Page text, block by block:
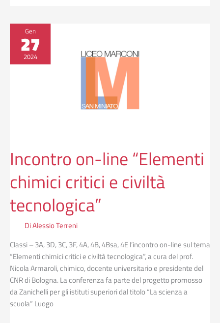
Gen
27
2024
Incontro on-line “Elementi
chimici critici e civiltà
tecnologica”
DiAlessio Terreni
Classi – 3A, 3D, 3C, 3F, 4A, 4B, 4Bsa, 4E l’incontro on-line sul tema
“Elementi chimici critici e civiltà tecnologica”, a cura del prof.
Nicola Armaroli, chimico, docente universitario e presidente del
CNR di Bologna. La conferenza fa parte del progetto promosso
da Zanichelli per gli istituti superiori dal titolo “La scienza a
scuola” Luogo
Incontro
“Elementi